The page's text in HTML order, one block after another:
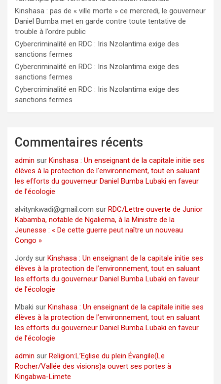
Kinshasa : pas de « ville morte » ce mercredi, le gouverneur
Daniel Bumba met en garde contre toute tentative de
trouble à l’ordre public
Cybercriminalité en RDC : Iris Nzolantima exige des
sanctions fermes
Cybercriminalité en RDC : Iris Nzolantima exige des
sanctions fermes
Cybercriminalité en RDC : Iris Nzolantima exige des
sanctions fermes
Commentaires récents
admin sur Kinshasa : Un enseignant de la capitale initie ses
élèves à la protection de l’environnement, tout en saluant
les efforts du gouverneur Daniel Bumba Lubaki en faveur
de l’écologie
alvitynkwadi@gmail.com sur RDC/Lettre ouverte de Junior
Kabamba, notable de Ngaliema, à la Ministre de la
Jeunesse : « De cette guerre peut naître un nouveau
Congo »
Jordy sur Kinshasa : Un enseignant de la capitale initie ses
élèves à la protection de l’environnement, tout en saluant
les efforts du gouverneur Daniel Bumba Lubaki en faveur
de l’écologie
Mbaki sur Kinshasa : Un enseignant de la capitale initie ses
élèves à la protection de l’environnement, tout en saluant
les efforts du gouverneur Daniel Bumba Lubaki en faveur
de l’écologie
admin sur Religion:L’Eglise du plein Évangile(Le
Rocher/Vallée des visions)a ouvert ses portes à
Kingabwa-Limete